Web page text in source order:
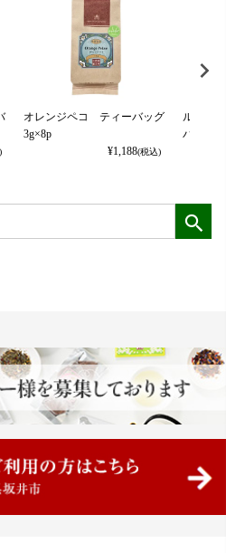
オレンジペコ ティーバッグ
3g×8p
¥1,188(税込)
ルイボ
バッグ